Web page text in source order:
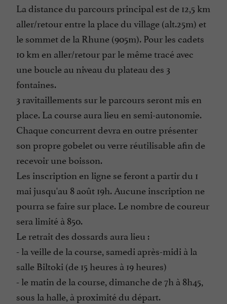
La distance du parcours principal est de 12,5 km
aller/retour entre la place du village (alt.25m) et
le sommet de la Rhune (905m). Pour les cadets
10 km en aller/retour par le même tracé avec
une boucle au niveau du plateau des 3
fontaines.
3 ravitaillements sur le parcours seront mis en
place. La course aura lieu en semi-autonomie.
Chaque concurrent devra en outre présenter
son propre gobelet ou verre réutilisable afin de
recevoir une boisson.
Les inscription en ligne se feront a partir du 1
mai jusqu'au 8 août 19h. Aucune inscription ne
pourra se faire sur place. Le nombre de coureur
sera limité à 850.
Le retrait des dossards aura lieu :
- la veille de la course, samedi après-midi à la
salle Biltoki (de 15 heures à 19 heures)
- le matin de la course, dimanche de 7h à 8h45,
sous la halle, à proximité du départ.